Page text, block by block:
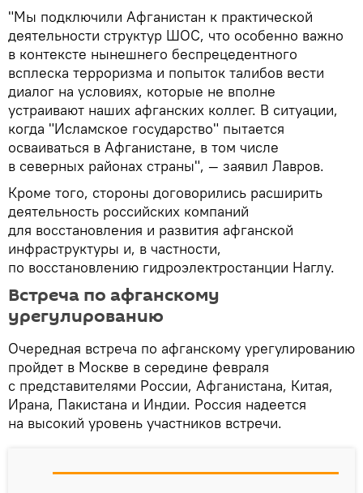
"Мы подключили Афганистан к практической
деятельности структур ШОС, что особенно важно
в контексте нынешнего беспрецедентного
всплеска терроризма и попыток талибов вести
диалог на условиях, которые не вполне
устраивают наших афганских коллег. В ситуации,
когда "Исламское государство" пытается
осваиваться в Афганистане, в том числе
в северных районах страны", — заявил Лавров.
Кроме того, стороны договорились расширить
деятельность российских компаний
для восстановления и развития афганской
инфраструктуры и, в частности,
по восстановлению гидроэлектростанции Наглу.
Встреча по афганскому
урегулированию
Очередная встреча по афганскому урегулированию
пройдет в Москве в середине февраля
с представителями России, Афганистана, Китая,
Ирана, Пакистана и Индии. Россия надеется
на высокий уровень участников встречи.